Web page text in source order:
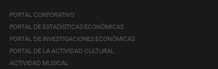
PORTAL CORPORATIVO
PORTAL DE ESTADÍSTICAS ECONÓMICAS
PORTAL DE INVESTIGACIONES ECONÓMICAS
PORTAL DE LA ACTIVIDAD CULTURAL
ACTIVIDAD MUSICAL